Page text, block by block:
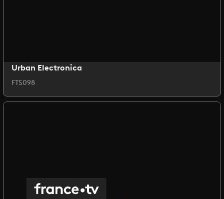
Urban Electronica
FTS098